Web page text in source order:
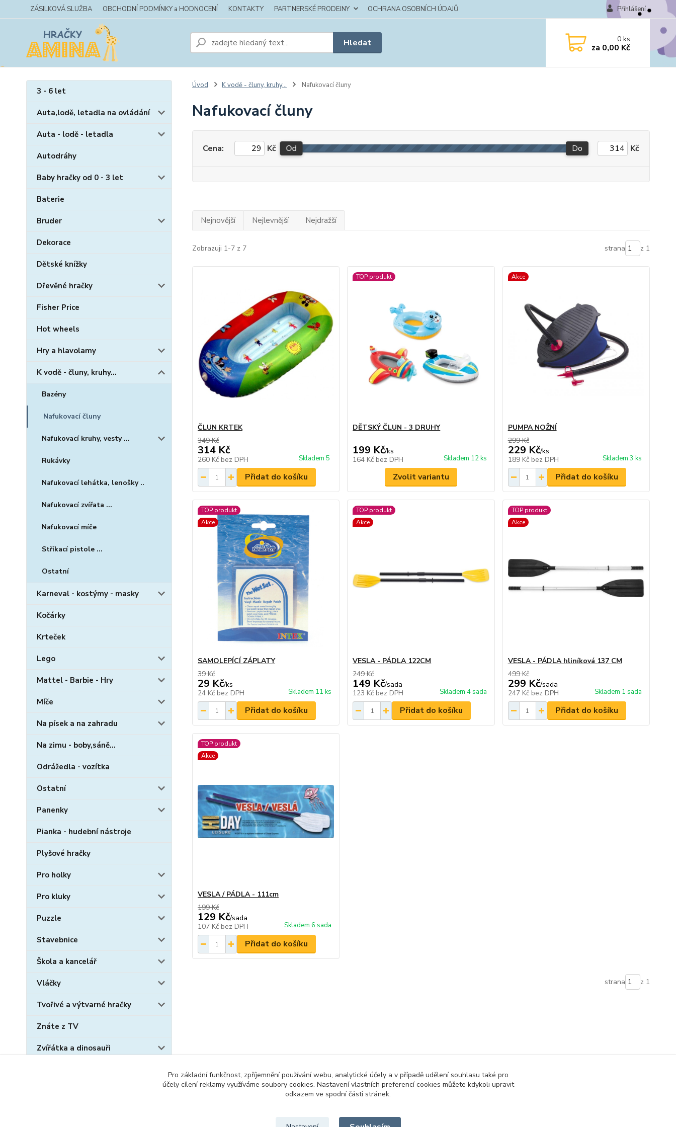
ZÁSILKOVÁ SLUŽBA OBCHODNÍ PODMÍNKY a HODNOCENÍ KONTAKTY PARTNERSKÉ PRODEJNY OCHRANA OSOBNÍCH ÚDAJŮ Přihlášení
Hledat 0ks
za 0,00 Kč
3 - 6 let
Auta,lodě, letadla na ovládání
Auta - lodě - letadla
Autodráhy
Baby hračky od 0 - 3 let
Baterie
Bruder
Dekorace
Dětské knížky
Dřevěné hračky
Fisher Price
Hot wheels
Hry a hlavolamy
K vodě - čluny, kruhy...
Bazény
Nafukovací čluny
Nafukovací kruhy, vesty ...
Rukávky
Nafukovací lehátka, lenošky ..
Nafukovací zvířata ...
Nafukovací míče
Stříkací pistole ...
Ostatní
Karneval - kostýmy - masky
Kočárky
Krteček
Lego
Mattel - Barbie - Hry
Míče
Na písek a na zahradu
Na zimu - boby,sáně...
Odrážedla - vozítka
Ostatní
Panenky
Pianka - hudební nástroje
Plyšové hračky
Pro holky
Pro kluky
Puzzle
Stavebnice
Škola a kancelář
Vláčky
Tvořivé a výtvarné hračky
Znáte z TV
Zvířátka a dinosauři
Úvod K vodě - čluny, kruhy... Nafukovací čluny
Nafukovací čluny
Cena: Kč Od Do Kč
Nejnovější Nejlevnější Nejdražší
Zobrazuji 1-7 z 7 strana z 1
ČLUN KRTEK
349 Kč
314 Kč
260 Kč bez DPH Skladem 5
Přidat do košíku
TOP produkt
DĚTSKÝ ČLUN - 3 DRUHY
199 Kč/ks
164 Kč bez DPH Skladem 12 ks
Zvolit variantu
Akce
PUMPA NOŽNÍ
299 Kč
229 Kč/ks
189 Kč bez DPH Skladem 3 ks
Přidat do košíku
TOP produkt
Akce
SAMOLEPÍCÍ ZÁPLATY
39 Kč
29 Kč/ks
24 Kč bez DPH Skladem 11 ks
Přidat do košíku
TOP produkt
Akce
VESLA - PÁDLA 122CM
249 Kč
149 Kč/sada
123 Kč bez DPH Skladem 4 sada
Přidat do košíku
TOP produkt
Akce
VESLA - PÁDLA hliníková 137 CM
499 Kč
299 Kč/sada
247 Kč bez DPH Skladem 1 sada
Přidat do košíku
TOP produkt
Akce
VESLA / PÁDLA - 111cm
199 Kč
129 Kč/sada
107 Kč bez DPH Skladem 6 sada
Přidat do košíku
strana z 1
Pro základní funkčnost, zpříjemnění používání webu, analytické účely a v případě udělení souhlasu také pro
účely cílení reklamy využíváme soubory cookies. Nastavení vlastních preferencí cookies můžete kdykoli upravit
odkazem ve spodní části stránek.